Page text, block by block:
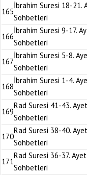
165
İbrahim Suresi 18-21.
Sohbetleri
166
İbrahim Suresi 9-17.
Sohbetleri
167
İbrahim Suresi 5-8.
Sohbetleri
168
İbrahim Suresi 1-4.
Sohbetleri
169
Rad Suresi 41-43.
Sohbetleri
170
Rad Suresi 38-40.
Sohbetleri
171
Rad Suresi 36-37.
Sohbetleri